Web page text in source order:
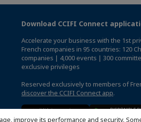
improve its performance and security.
Download CCIFI Connect
Accelerate your business with the 1st
French companies in 95 countries: 120
companies | 4,000 events | 300
exclusive privileges
Reserved exclusively to members of
discover the CCIFI Connect app.